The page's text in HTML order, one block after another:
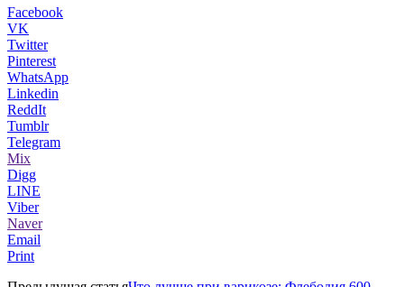
Facebook
VK
Twitter
Pinterest
WhatsApp
Linkedin
ReddIt
Tumblr
Telegram
Mix
Digg
LINE
Viber
Naver
Email
Print